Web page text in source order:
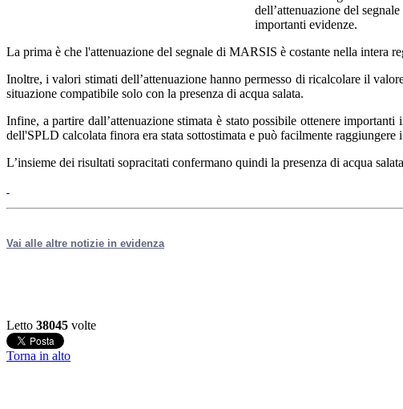
dell’attenuazione del
importanti evidenze.
La prima è che l'attenuazione del segnale di MARSIS è costante nella intera
Inoltre, i valori stimati dell’attenuazione hanno permesso di ricalcolare il
situazione compatibile solo con la presenza di acqua salata.
Infine, a partire dall’attenuazione stimata è stato possibile ottenere
dell'SPLD calcolata finora era stata sottostimata e può facilmente
L’insieme dei risultati sopracitati confermano quindi la presenza di acqua
Vai alle altre notizie in evidenza
Letto 38045 volte
Torna in alto